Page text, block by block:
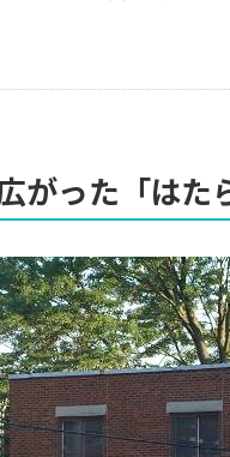
がった「はた